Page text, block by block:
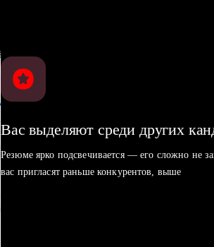
Вас выделяют среди других
Резюме ярко подсвечивается — его сложно не
вас пригласят раньше конкурентов, выше